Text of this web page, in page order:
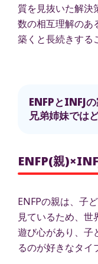
質を見抜いた解決
数の相互理解のあ
築くと長続きする
ENFPとINFJ
兄弟姉妹では
ENFP(親
ENFPの親は、子
見ているため、世
遊び心があり、子
るのが好きなタイ